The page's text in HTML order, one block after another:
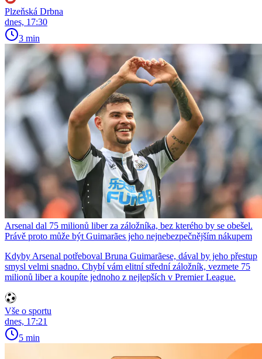
Plzeňská Drbna
dnes, 17:30
3 min
Arsenal dal 75 milionů liber za záložníka, bez kterého by se obešel.
Právě proto může být Guimarães jeho nejnebezpečnějším nákupem
Kdyby Arsenal potřeboval Bruna Guimarãese, dával by jeho přestup
smysl velmi snadno. Chybí vám elitní střední záložník, vezmete 75
milionů liber a koupíte jednoho z nejlepších v Premier League.
Vše o sportu
dnes, 17:21
5 min